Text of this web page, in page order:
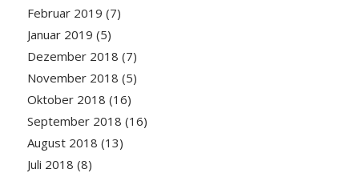
Februar 2019 (7)
Januar 2019 (5)
Dezember 2018 (7)
November 2018 (5)
Oktober 2018 (16)
September 2018 (16)
August 2018 (13)
Juli 2018 (8)